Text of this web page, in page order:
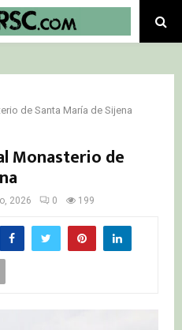
de Santa María de Sijena
Monasterio de
2026 0 199